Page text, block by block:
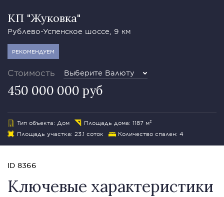
КП "Жуковка"
Рублево-Успенское шоссе, 9 км
РЕКОМЕНДУЕМ
Стоимость Выберите Валюту
450 000 000 руб
Тип объекта: Дом
Площадь дома: 1187 м²
Площадь участка: 23.1 соток
Количество спален: 4
ID 8366
Ключевые характеристики